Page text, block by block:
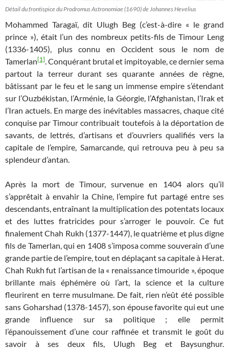
Détail du frontispice du Prodromus Astronomiae (1690) de Johannes Hevelius
Mohammed Taragaï, dit Ulugh Beg (c’est-à-dire « le grand
prince »), était l’un des nombreux petits-fils de Timour Leng
(1336-1405), plus connu en Occident sous le nom de
Tamerlan[1] . Conquérant brutal et impitoyable, ce dernier sema
partout la terreur durant ses quarante années de règne,
bâtissant par le feu et le sang un immense empire s’étendant
sur l’Ouzbékistan, l’Arménie, la Géorgie, l’Afghanistan, l’Irak et
l’Iran actuels. En marge des inévitables massacres, chaque cité
conquise par Timour contribuait toutefois à la déportation de
savants, de lettrés, d’artisans et d’ouvriers qualifiés vers la
capitale de l’empire, Samarcande, qui retrouva peu à peu sa
splendeur d’antan.
Après la mort de Timour, survenue en 1404 alors qu’il
s’apprêtait à envahir la Chine, l’empire fut partagé entre ses
descendants, entraînant la multiplication des potentats locaux
et des luttes fratricides pour s’arroger le pouvoir. Ce fut
finalement Chah Rukh (1377-1447), le quatrième et plus digne
fils de Tamerlan, qui en 1408 s’imposa comme souverain d’une
grande partie de l’empire, tout en déplaçant sa capitale à Herat.
Chah Rukh fut l’artisan de la « renaissance timouride », époque
brillante mais éphémère où l’art, la science et la culture
fleurirent en terre musulmane. De fait, rien n’eût été possible
sans Goharshad (1378-1457), son épouse favorite qui eut une
grande influence sur sa politique ; elle permit
l’épanouissement d’une cour raffinée et transmit le goût du
savoir à ses deux fils, Ulugh Beg et Baysunghur.